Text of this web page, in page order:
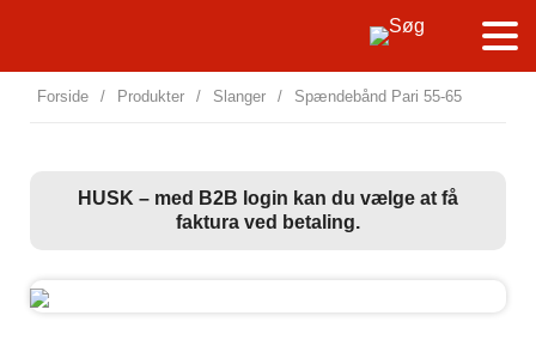
Forside / Produkter / Slanger / Spændebånd Pari 55-65
HUSK – med B2B login kan du vælge at få
faktura ved betaling.